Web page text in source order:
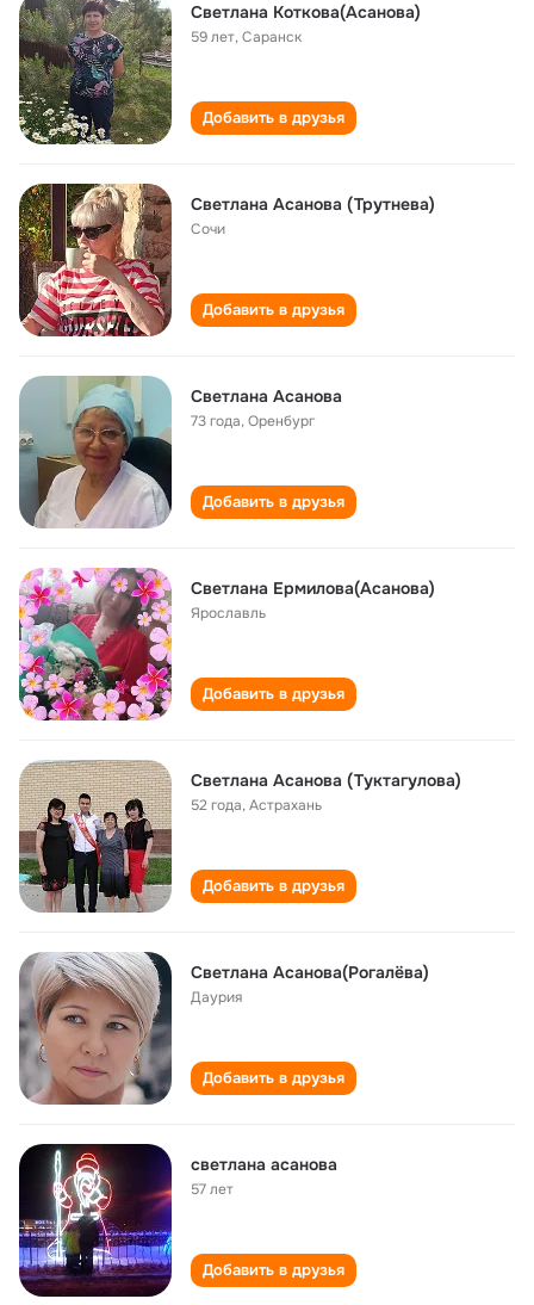
Светлана Коткова(Асанова)
59 лет,Саранск
Добавить в друзья
Светлана Асанова (Трутнева)
Сочи
Добавить в друзья
Светлана Асанова
73 года,Оренбург
Добавить в друзья
Светлана Ермилова(Асанова)
Ярославль
Добавить в друзья
Светлана Асанова (Туктагулова)
52 года,Астрахань
Добавить в друзья
Светлана Асанова(Рогалёва)
Даурия
Добавить в друзья
светлана асанова
57 лет
Добавить в друзья